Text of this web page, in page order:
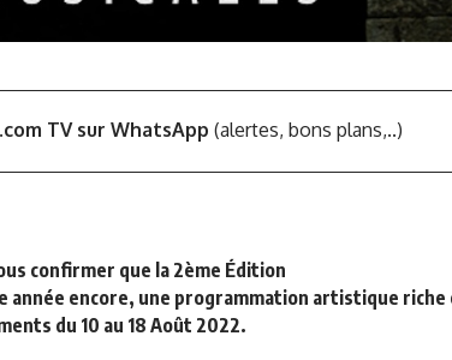
TV sur WhatsApp (alertes, bons plans,..)
confirmer que la 2ème Édition
année encore, une programmation artistique riche
du 10 au 18 Août 2022.